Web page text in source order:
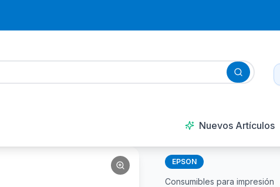
Nuevos Artículos
EPSON
Consumibles para impresión